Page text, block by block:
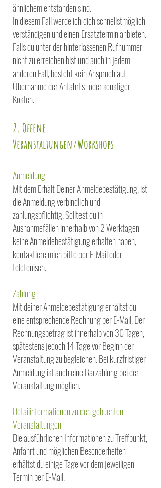
ähnlichem entstanden sind.
In diesem Fall werde ich dich schnellstmöglich
verständigen und einen Ersatztermin anbieten.
Falls du unter der hinterlassenen Rufnummer
nicht zu erreichen bist und auch in jedem
anderen Fall, besteht kein Anspruch auf
Übernahme der Anfahrts- oder sonstiger
Kosten.
2. Offene
Veranstaltungen/Workshops
Anmeldung
Mit dem Erhalt Deiner Anmeldebestätigung, ist
die Anmeldung verbindlich und
zahlungspflichtig. Solltest du in
Ausnahmefällen innerhalb von 2 Werktagen
keine Anmeldebestätigung erhalten haben,
kontaktiere mich bitte perE-Mailoder
telefonisch.
Zahlung
Mit deiner Anmeldebestätigung erhältst du
eine entsprechende Rechnung per E-Mail. Der
Rechnungsbetrag ist innerhalb von 30 Tagen,
spätestens jedoch 14 Tage vor Beginn der
Veranstaltung zu begleichen. Bei kurzfristiger
Anmeldung ist auch eine Barzahlung bei der
Veranstaltung möglich.
Detailinformationen zu den gebuchten
Veranstaltungen
Die ausführlichen Informationen zu Treffpunkt,
Anfahrt und möglichen Besonderheiten
erhältst du einige Tage vor dem jeweiligen
Termin per E-Mail.